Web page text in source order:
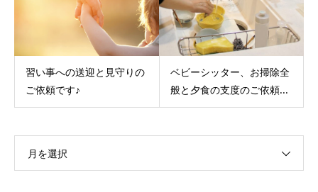
習い事への送迎と見守りの
ご依頼です♪
ベビーシッター、お掃除全
般と夕食の支度のご依頼...
月を選択